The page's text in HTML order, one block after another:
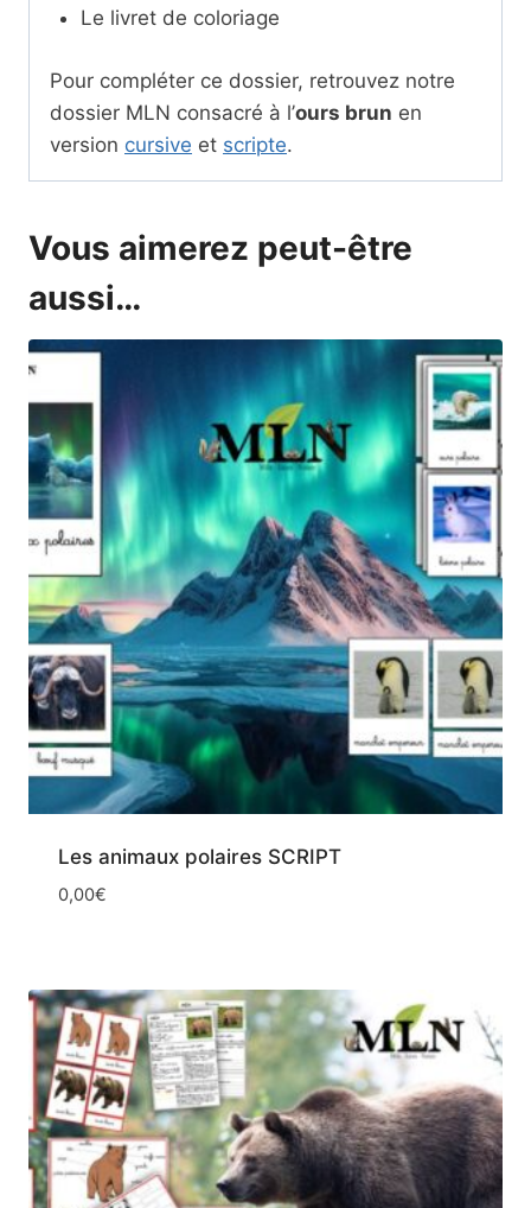
Le livret de coloriage
Pour compléter ce dossier, retrouvez notre
dossier MLN consacré à l’ours brun en
version cursive et scripte.
Vous aimerez peut-être
aussi…
Les animaux polaires SCRIPT
0,00€